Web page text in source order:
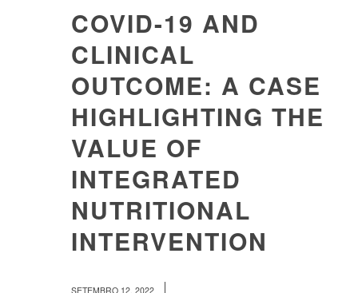
COVID-19 AND
CLINICAL
OUTCOME: A CASE
HIGHLIGHTING THE
VALUE OF
INTEGRATED
NUTRITIONAL
INTERVENTION
SETEMBRO 12, 2022